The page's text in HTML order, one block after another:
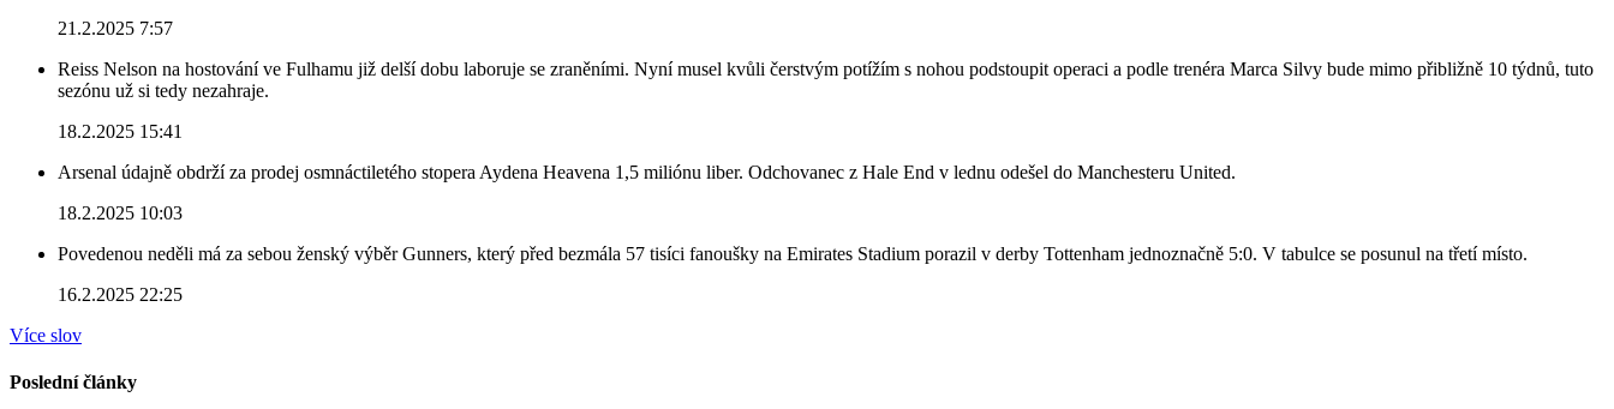
21.2.2025 7:57
Reiss Nelson na hostování ve Fulhamu již delší dobu laboruje se zraněními. Nyní musel kvůli čerstvým potížím s nohou podstoupit operaci a podle trenéra Marca Silvy bude mimo přibližně 10 týdnů, tuto
sezónu už si tedy nezahraje.
18.2.2025 15:41
Arsenal údajně obdrží za prodej osmnáctiletého stopera Aydena Heavena 1,5 miliónu liber. Odchovanec z Hale End v lednu odešel do Manchesteru United.
18.2.2025 10:03
Povedenou neděli má za sebou ženský výběr Gunners, který před bezmála 57 tisíci fanoušky na Emirates Stadium porazil v derby Tottenham jednoznačně 5:0. V tabulce se posunul na třetí místo.
16.2.2025 22:25
Více slov
Poslední články